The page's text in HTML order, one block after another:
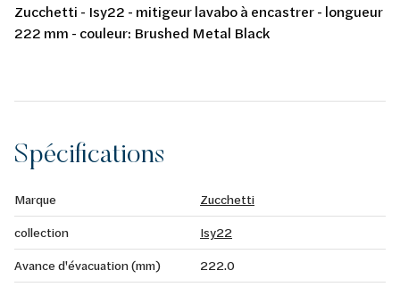
Zucchetti - Isy22 - mitigeur lavabo à encastrer - longueur
222 mm - couleur: Brushed Metal Black
Spécifications
Marque
Zucchetti
collection
Isy22
Avance d'évacuation (mm)
222.0